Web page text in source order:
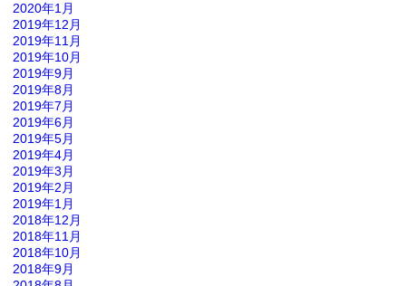
2020年1月
2019年12月
2019年11月
2019年10月
2019年9月
2019年8月
2019年7月
2019年6月
2019年5月
2019年4月
2019年3月
2019年2月
2019年1月
2018年12月
2018年11月
2018年10月
2018年9月